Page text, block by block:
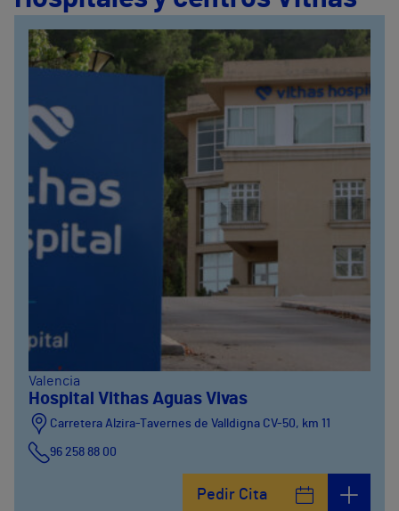
Valencia
Hospital Vithas Aguas Vivas
Carretera Alzira-Tavernes de Valldigna CV-50, km 11
96 258 88 00
Pedir Cita